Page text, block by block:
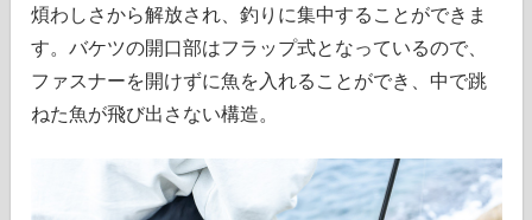
煩わしさから解放され、釣りに集中することができま
す。バケツの開口部はフラップ式となっているので、
ファスナーを開けずに魚を入れることができ、中で跳
ねた魚が飛び出さない構造。